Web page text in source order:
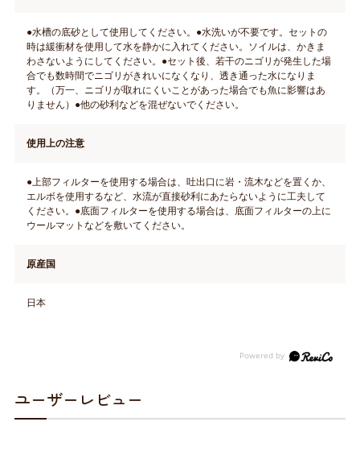
●水槽の底砂として使用してください。●水洗いが不要です。セットの
時は緩衝材を使用して水を静かに入れてください。ソイルは、かきま
わさないようにしてください。●セット後、若干のニゴリが発生した場
合でも数時間でニゴリがきれいになくなり、透き通った水になりま
す。（万一、ニゴリが取れにくいことがあった場合でも魚に影響はあ
りません）●他の砂利などを混ぜないでください。
使用上の注意
●上部フィルターを使用する場合は、吐出口に岩・流木などを置くか、
エルボを使用するなど、水流が直接砂利にあたらないように工夫して
ください。●底面フィルターを使用する場合は、底面フィルターの上に
ウールマットなどを敷いてください。
原産国
日本
ユーザーレビュー